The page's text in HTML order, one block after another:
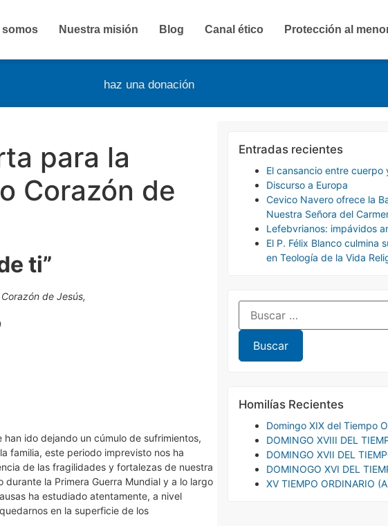
haz una donación
somos Nuestra misión Blog Canal ético Protección al
para la
Corazón de
ti”
de Jesús,
ido dejando un cúmulo de sufrimientos,
familia, este periodo imprevisto nos ha
de las fragilidades y fortalezas de nuestra
la Primera Guerra Mundial y a lo largo
ha estudiado atentamente, a nivel
en la superficie de los
Entradas recientes
El cansancio entre cuerpo
Discurso a Europa
Cevico Navero ofrece la
Nuestra Señora del
Lefebvrianos: impávidos
El P. Félix Blanco culmina
en Teología de la Vida
Homilías Recientes
Domingo XIX del Tiempo
DOMINGO XVIII DEL
DOMINGO XVII DEL
DOMINOGO XVI DEL
XV TIEMPO ORDINARIO